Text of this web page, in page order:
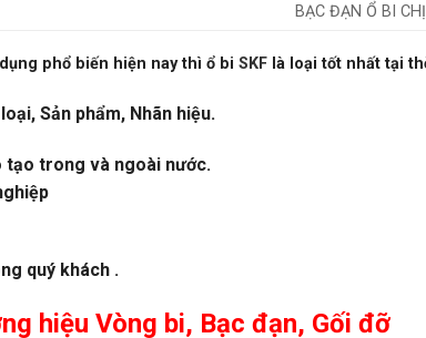
BẠC ĐẠN Ổ BI
phổ biến hiện nay thì ổ bi SKF là loại tốt nhất tại
Sản phẩm, Nhãn hiệu.
tạo trong và ngoài nước.
quý khách .
hiệu Vòng bi, Bạc đạn, Gối đỡ